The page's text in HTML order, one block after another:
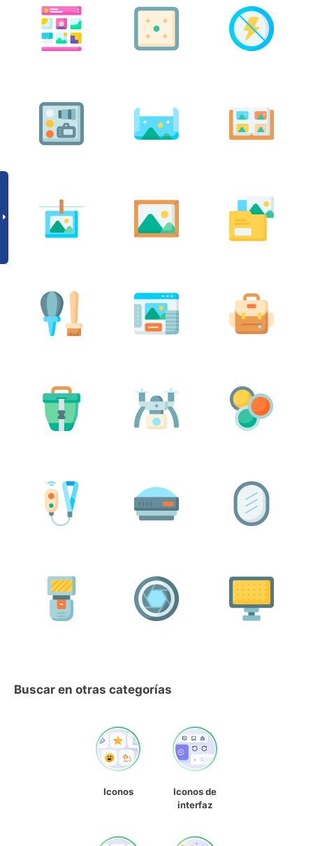
Buscar en otras categorías
Iconos
Iconos de
interfaz